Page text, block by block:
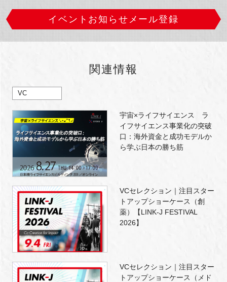
イベントお知らせメール登録
関連情報
VC
宇宙×ライフサイエンス ラ
イフサイエンス事業化の突破
口：海外資金と成功モデルか
ら学ぶ日本の勝ち筋
VCセレクション｜注目スター
トアップショーケース（創
薬）【LINK-J FESTIVAL
2026】
VCセレクション｜注目スター
トアップショーケース（メド